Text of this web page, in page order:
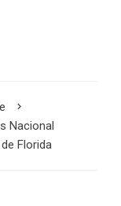
Nacional
Florida